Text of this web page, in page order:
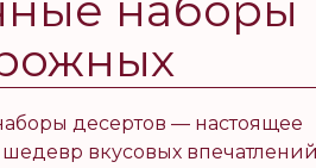
десертов — настоящее
вкусовых